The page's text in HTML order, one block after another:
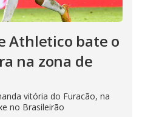
Athletico bate o
na zona de
vitória do Furacão, na
no Brasileirão